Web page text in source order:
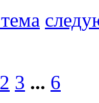
2 3 ... 6